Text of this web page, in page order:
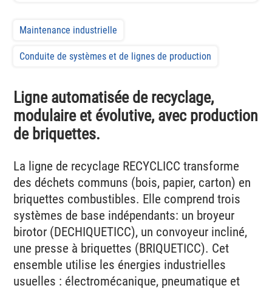
Maintenance industrielle
Conduite de systèmes et de lignes de production
Ligne automatisée de recyclage,
modulaire et évolutive, avec production
de briquettes.
La ligne de recyclage RECYCLICC transforme
des déchets communs (bois, papier, carton) en
briquettes combustibles. Elle comprend trois
systèmes de base indépendants: un broyeur
birotor (DECHIQUETICC), un convoyeur incliné,
une presse à briquettes (BRIQUETICC). Cet
ensemble utilise les énergies industrielles
usuelles : électromécanique, pneumatique et